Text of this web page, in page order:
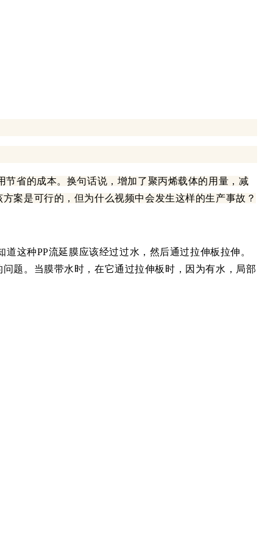
节省的成本。 换句话说，增加了聚丙烯载体的用量，减
方案是可行的，但为什么视频中会发生这样的生产事故？
这种PP流延膜应该经过过水，然后通过拉伸板拉伸。
题。当膜带水时，在它通过拉伸板时，因为有水，局部